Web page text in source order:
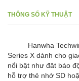
THÔNG SỐ KỸ THUẬT
Hanwha Techwin
Series X dành cho
nổi bật như đăt báo
hỗ trợ thẻ nhớ SD